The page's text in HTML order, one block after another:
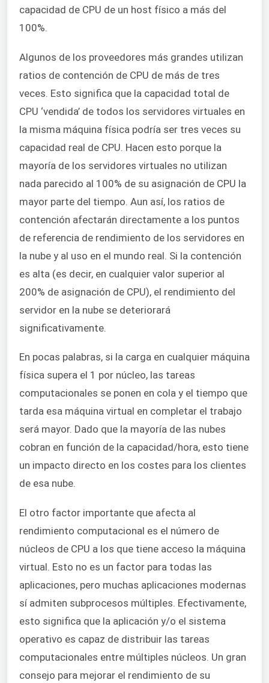
capacidad de CPU de un host físico a más del
100%.
Algunos de los proveedores más grandes utilizan
ratios de contención de CPU de más de tres
veces. Esto significa que la capacidad total de
CPU ‘vendida’ de todos los servidores virtuales en
la misma máquina física podría ser tres veces su
capacidad real de CPU. Hacen esto porque la
mayoría de los servidores virtuales no utilizan
nada parecido al 100% de su asignación de CPU la
mayor parte del tiempo. Aun así, los ratios de
contención afectarán directamente a los puntos
de referencia de rendimiento de los servidores en
la nube y al uso en el mundo real. Si la contención
es alta (es decir, en cualquier valor superior al
200% de asignación de CPU), el rendimiento del
servidor en la nube se deteriorará
significativamente.
En pocas palabras, si la carga en cualquier máquina
física supera el 1 por núcleo, las tareas
computacionales se ponen en cola y el tiempo que
tarda esa máquina virtual en completar el trabajo
será mayor. Dado que la mayoría de las nubes
cobran en función de la capacidad/hora, esto tiene
un impacto directo en los costes para los clientes
de esa nube.
El otro factor importante que afecta al
rendimiento computacional es el número de
núcleos de CPU a los que tiene acceso la máquina
virtual. Esto no es un factor para todas las
aplicaciones, pero muchas aplicaciones modernas
sí admiten subprocesos múltiples. Efectivamente,
esto significa que la aplicación y/o el sistema
operativo es capaz de distribuir las tareas
computacionales entre múltiples núcleos. Un gran
consejo para mejorar el rendimiento de su